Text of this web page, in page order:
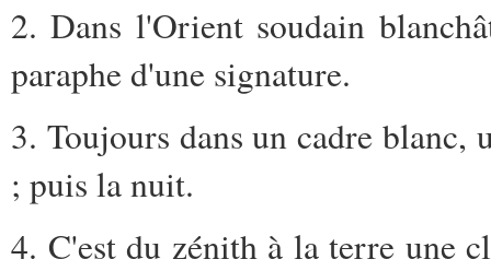
2. Dans l'Orient soudain
paraphe d'une signature.
3. Toujours dans un cadre blanc,
; puis la nuit.
4. C'est du zénith à la terre une